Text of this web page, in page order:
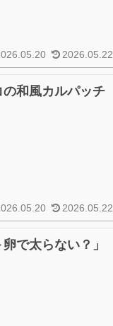
2026.05.22
和風カルパッチ
2026.05.22
で太らない？」